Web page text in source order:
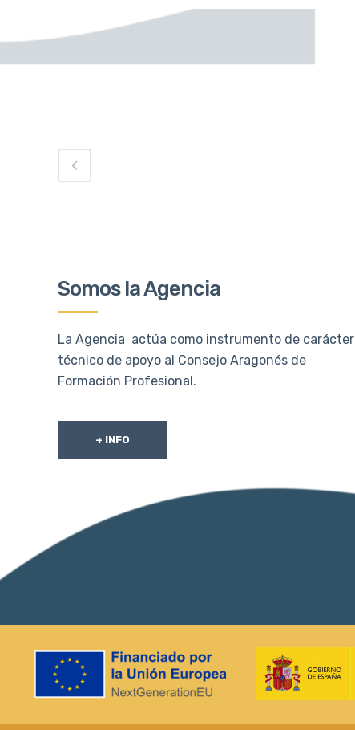
Somos la Agencia
La Agencia actúa como instrumento de carácter
técnico de apoyo al Consejo Aragonés de
Formación Profesional.
+ INFO